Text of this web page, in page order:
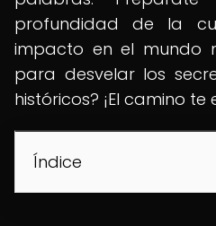
profundidad de la
impacto en el mundo
para desvelar los
históricos? ¡El camino te
Índice